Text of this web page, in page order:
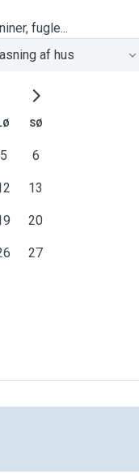
fugle...
af hus
SØ
5 6
13
20
27